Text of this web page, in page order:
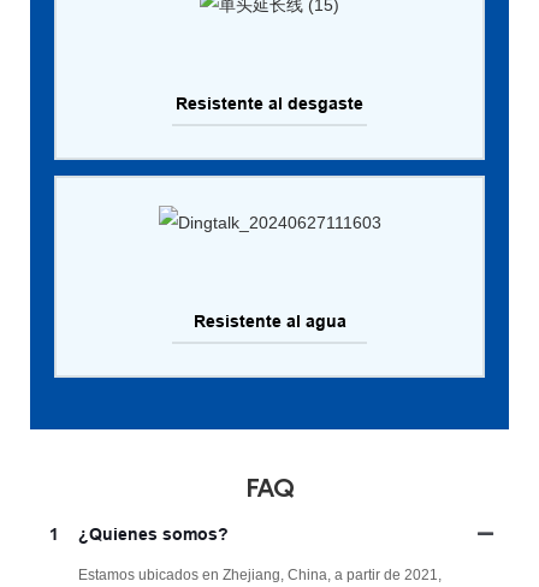
Resistente al desgaste
Resistente al agua
FAQ
1 ¿Quienes somos?
Estamos ubicados en Zhejiang, China, a partir de 2021,